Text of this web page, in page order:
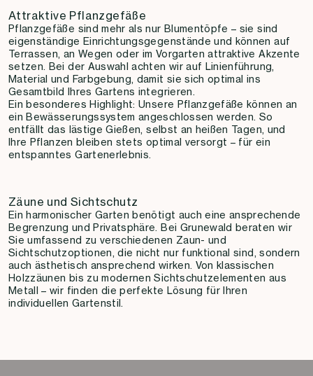
Attraktive Pflanzgefäße
Pflanzgefäße sind mehr als nur Blumentöpfe – sie sind
eigenständige Einrichtungsgegenstände und können auf
Terrassen, an Wegen oder im Vorgarten attraktive Akzente
setzen. Bei der Auswahl achten wir auf Linienführung,
Material und Farbgebung, damit sie sich optimal ins
Gesamtbild Ihres Gartens integrieren.
Ein besonderes Highlight: Unsere Pflanzgefäße können an
ein Bewässerungssystem angeschlossen werden. So
entfällt das lästige Gießen, selbst an heißen Tagen, und
Ihre Pflanzen bleiben stets optimal versorgt – für ein
entspanntes Gartenerlebnis.
Zäune und Sichtschutz
Ein harmonischer Garten benötigt auch eine ansprechende
Begrenzung und Privatsphäre. Bei Grunewald beraten wir
Sie umfassend zu verschiedenen Zaun- und
Sichtschutzoptionen, die nicht nur funktional sind, sondern
auch ästhetisch ansprechend wirken. Von klassischen
Holzzäunen bis zu modernen Sichtschutzelementen aus
Metall – wir finden die perfekte Lösung für Ihren
individuellen Gartenstil.